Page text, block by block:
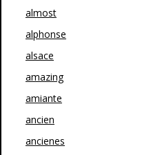
almost
alphonse
alsace
amazing
amiante
ancien
ancienes